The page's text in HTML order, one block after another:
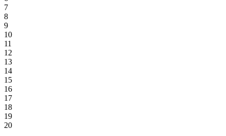
7
8
9
10
11
12
13
14
15
16
17
18
19
20